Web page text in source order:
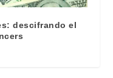
descifrando el